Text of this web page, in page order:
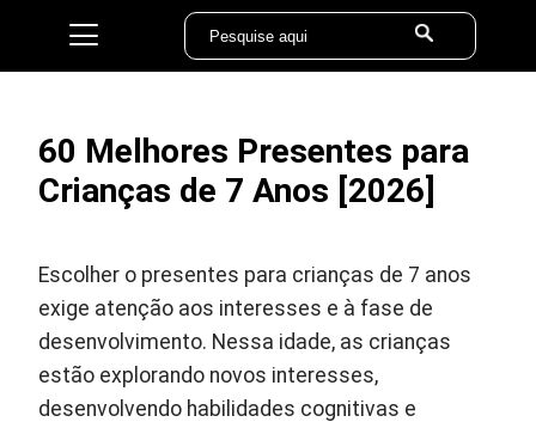
60 Melhores Presentes para
Crianças de 7 Anos [2026]
Escolher o presentes para crianças de 7 anos
exige atenção aos interesses e à fase de
desenvolvimento. Nessa idade, as crianças
estão explorando novos interesses,
desenvolvendo habilidades cognitivas e